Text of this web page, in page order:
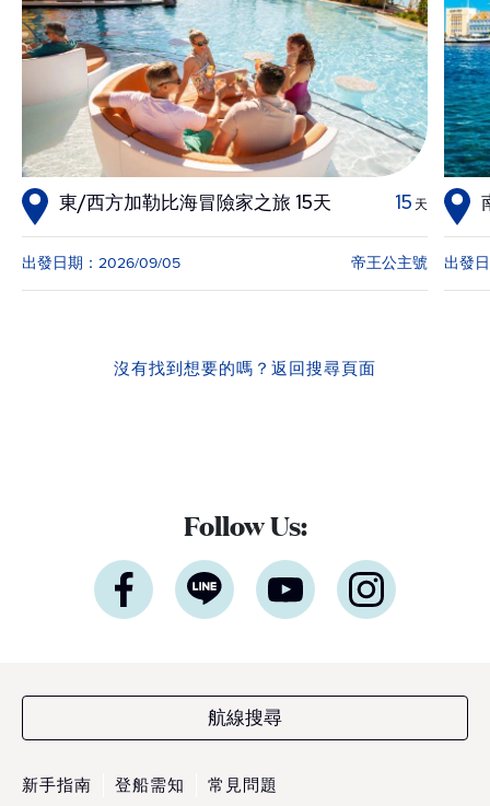
東/西方加勒比海冒險家之旅 15天 15 天
出發日期：2026/09/05 帝王公主號 出發
沒有找到想要的嗎？ 返回搜尋頁面
Follow Us:
航線搜尋
新手指南 登船需知 常見問題